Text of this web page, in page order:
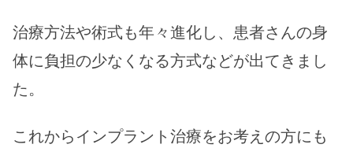
治療方法や術式も年々進化し、患者さんの身
体に負担の少なくなる方式などが出てきまし
た。
これからインプラント治療をお考えの方にも